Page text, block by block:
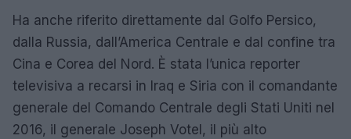
Ha anche riferito direttamente dal Golfo Persico,
dalla Russia, dall’America Centrale e dal confine tra
Cina e Corea del Nord. È stata l’unica reporter
televisiva a recarsi in Iraq e Siria con il comandante
generale del Comando Centrale degli Stati Uniti nel
2016, il generale Joseph Votel, il più alto